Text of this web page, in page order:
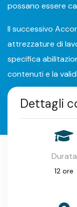
possano essere
Il successivo
attrezzature di
specifica
contenuti e la
Dettagli
Durata
12 ore